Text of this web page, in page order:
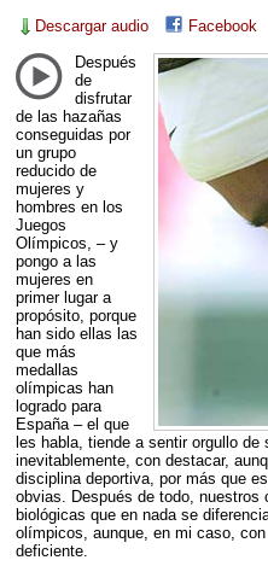
Descargar audio Facebook
Después
de
disfrutar
de las hazañas
conseguidas por
un grupo
reducido de
mujeres y
hombres en los
Juegos
Olímpicos, – y
pongo a las
mujeres en
primer lugar a
propósito, porque
han sido ellas las
que más
medallas
olímpicas han
logrado para
España – el que
les habla, tiende a sentir orgullo
inevitablemente, con destacar,
disciplina deportiva, por más que
obvias. Después de todo, nuestros
biológicas que en nada se
olímpicos, aunque, en mi caso,
deficiente.